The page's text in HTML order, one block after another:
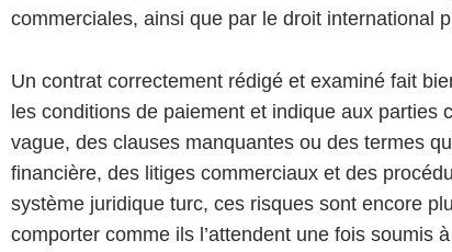
commerciales, ainsi que par le droit international
Un contrat correctement rédigé et examiné fait
les conditions de paiement et indique aux parties
vague, des clauses manquantes ou des termes
financière, des litiges commerciaux et des
système juridique turc, ces risques sont encore
comporter comme ils l’attendent une fois soumis